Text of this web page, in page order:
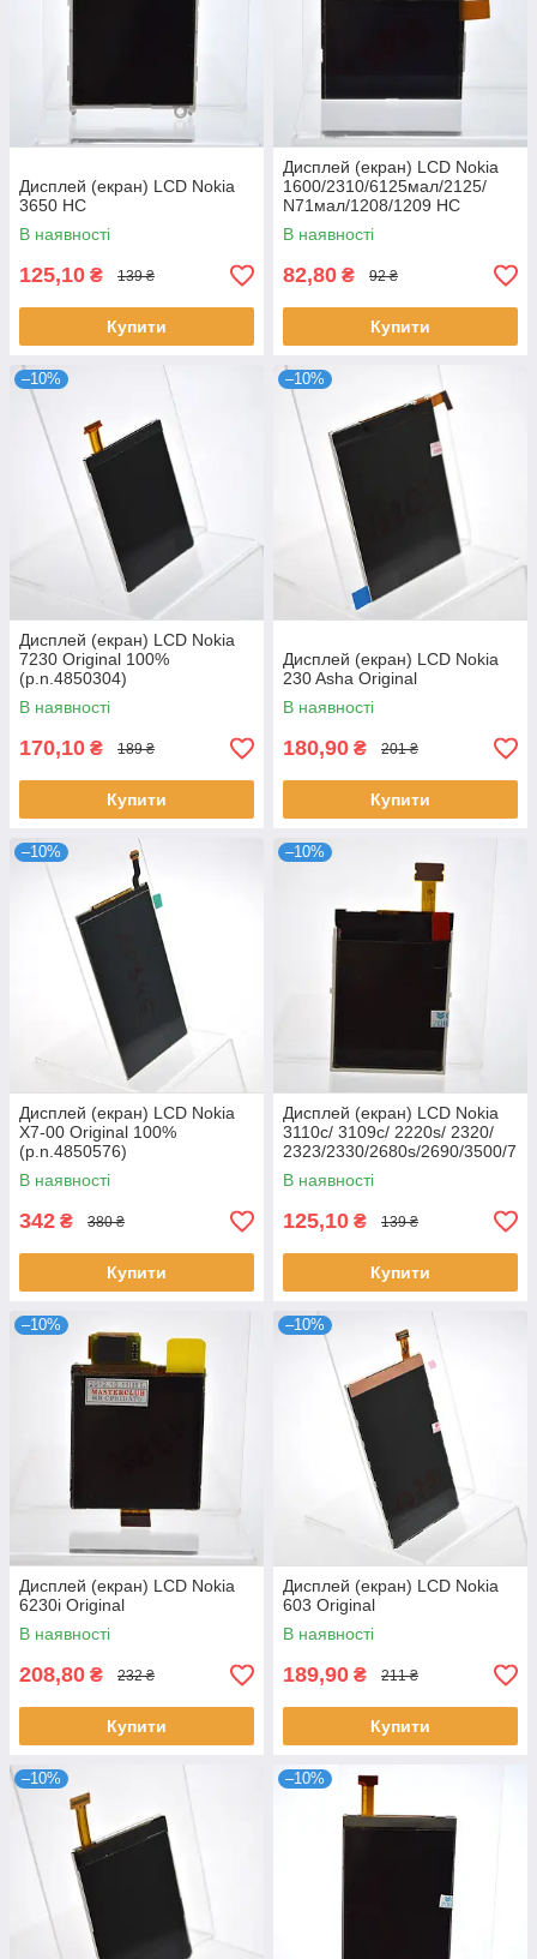
Дисплей (екран) LCD Nokia
3650 HC
В наявності
125,10 ₴ 139 ₴
Купити
Дисплей (екран) LCD Nokia
1600/2310/6125мал/2125/
N71мал/1208/1209 HC
В наявності
82,80 ₴ 92 ₴
Купити
–10%
Дисплей (екран) LCD Nokia
7230 Original 100%
(p.n.4850304)
В наявності
170,10 ₴ 189 ₴
Купити
–10%
Дисплей (екран) LCD Nokia
230 Asha Original
В наявності
180,90 ₴ 201 ₴
Купити
–10%
Дисплей (екран) LCD Nokia
X7-00 Original 100%
(p.n.4850576)
В наявності
342 ₴ 380 ₴
Купити
–10%
Дисплей (екран) LCD Nokia
3110c/ 3109c/ 2220s/ 2320/
2323/2330/2680s/2690/3500/7
070 HC
В наявності
125,10 ₴ 139 ₴
Купити
–10%
Дисплей (екран) LCD Nokia
6230i Original
В наявності
208,80 ₴ 232 ₴
Купити
–10%
Дисплей (екран) LCD Nokia
603 Original
В наявності
189,90 ₴ 211 ₴
Купити
–10% –10%